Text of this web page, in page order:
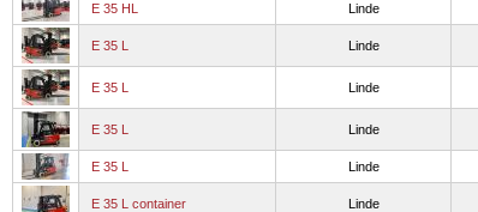
E 35 HL Linde
E 35 L Linde
E 35 L Linde
E 35 L Linde
E 35 L Linde
E 35 L container Linde